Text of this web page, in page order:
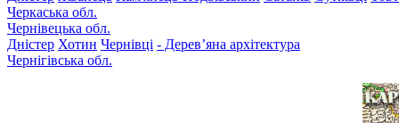
Черкаська обл.
Чернівецька обл.
Дністер Хотин Чернівці - Дерев’яна архітектура
Чернігівська обл.